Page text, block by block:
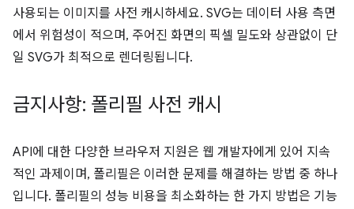
사용되는 이미지를 사전 캐시하세요. SVG는 데이터 사용 측면
에서 위험성이 적으며, 주어진 화면의 픽셀 밀도와 상관없이 단
일 SVG가 최적으로 렌더링됩니다.
금지사항: 폴리필 사전 캐시
API에 대한 다양한 브라우저 지원은 웹 개발자에게 있어 지속
적인 과제이며, 폴리필은 이러한 문제를 해결하는 방법 중 하나
입니다. 폴리필의 성능 비용을 최소화하는 한 가지 방법은 기능